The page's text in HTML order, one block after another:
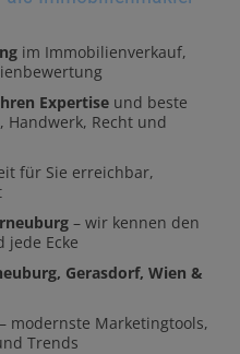
im Immobilienverkauf,
Expertise und beste
Handwerk, Recht und
für Sie erreichbar,
– wir kennen den
jede Ecke
Gerasdorf, Wien &
– modernste Marketingtools,
Trends